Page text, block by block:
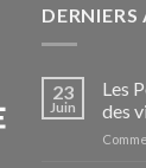
DERNIERS
23
Juin
Les
des